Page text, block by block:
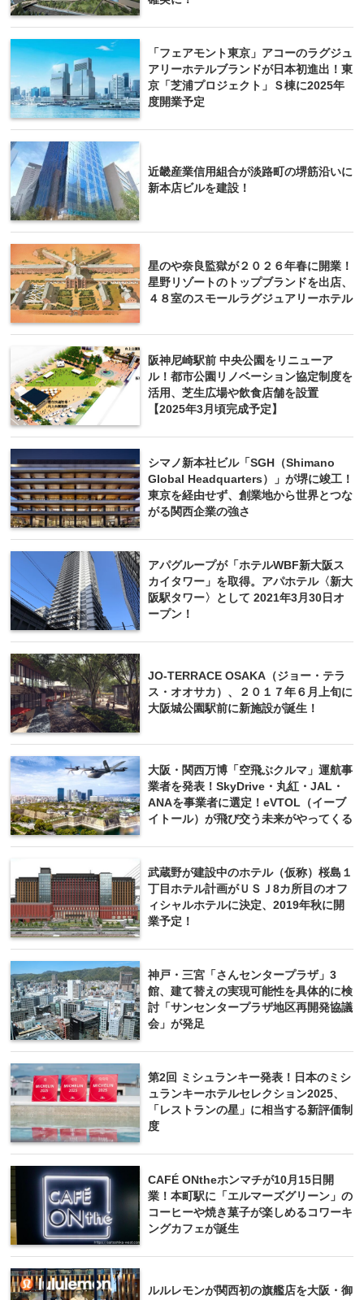
「フェアモント東京」アコーのラグジュ
アリーホテルブランドが日本初進出！東
京「芝浦プロジェクト」Ｓ棟に2025年
度開業予定
近畿産業信用組合が淡路町の堺筋沿いに
新本店ビルを建設！
星のや奈良監獄が２０２６年春に開業！
星野リゾートのトップブランドを出店、
４８室のスモールラグジュアリーホテル
阪神尼崎駅前 中央公園をリニューア
ル！都市公園リノベーション協定制度を
活用、芝生広場や飲食店舗を設置
【2025年3月頃完成予定】
シマノ新本社ビル「SGH（Shimano
Global Headquarters）」が堺に竣工！
東京を経由せず、創業地から世界とつな
がる関西企業の強さ
アパグループが「ホテルWBF新大阪ス
カイタワー」を取得。アパホテル〈新大
阪駅タワー〉として 2021年3月30日オ
ープン！
JO-TERRACE OSAKA（ジョー・テラ
ス・オオサカ）、２０１７年６月上旬に
大阪城公園駅前に新施設が誕生！
大阪・関西万博「空飛ぶクルマ」運航事
業者を発表！SkyDrive・丸紅・JAL・
ANAを事業者に選定！eVTOL（イーブ
イトール）が飛び交う未来がやってくる
武蔵野が建設中のホテル（仮称）桜島１
丁目ホテル計画がＵＳＪ8カ所目のオフ
ィシャルホテルに決定、2019年秋に開
業予定！
神戸・三宮「さんセンタープラザ」3
館、建て替えの実現可能性を具体的に検
討「サンセンタープラザ地区再開発協議
会」が発足
第2回 ミシュランキー発表！日本のミシ
ュランキーホテルセレクション2025、
「レストランの星」に相当する新評価制
度
CAFÉ ONtheホンマチが10月15日開
業！本町駅に「エルマーズグリーン」の
コーヒーや焼き菓子が楽しめるコワーキ
ングカフェが誕生
ルルレモンが関西初の旗艦店を大阪・御